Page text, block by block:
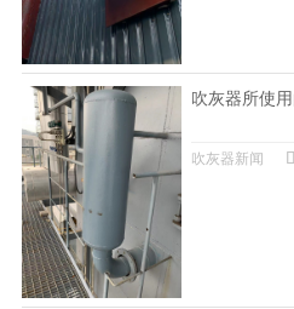
吹灰器所使
吹灰器新闻